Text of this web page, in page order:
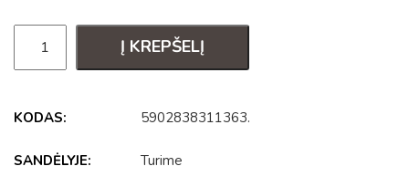
Į KREPŠELĮ
KODAS: 5902838311363.
SANDĖLYJE: Turime